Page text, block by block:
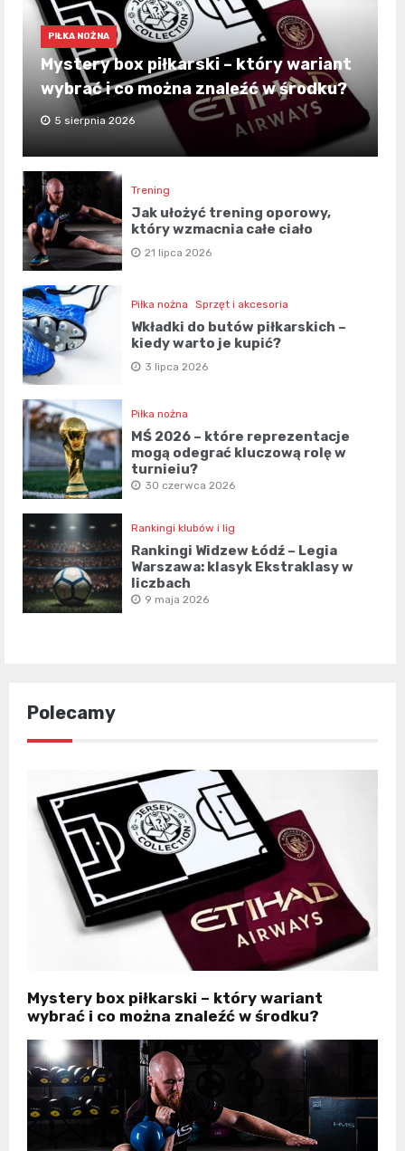
PIŁKA NOŻNA
Mystery box piłkarski – który wariant
wybrać i co można znaleźć w środku?
5 sierpnia 2026
Trening
Jak ułożyć trening oporowy,
który wzmacnia całe ciało
21 lipca 2026
Piłka nożna Sprzęt i akcesoria
Wkładki do butów piłkarskich –
kiedy warto je kupić?
3 lipca 2026
Piłka nożna
MŚ 2026 – które reprezentacje
mogą odegrać kluczową rolę w
turnieju?
30 czerwca 2026
Rankingi klubów i lig
Rankingi Widzew Łódź – Legia
Warszawa: klasyk Ekstraklasy w
liczbach
9 maja 2026
Polecamy
Mystery box piłkarski – który wariant
wybrać i co można znaleźć w środku?